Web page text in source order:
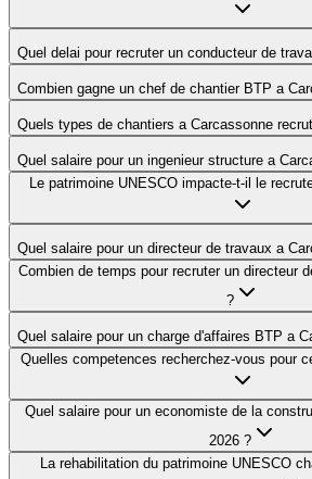
Quel delai pour recruter un conducteur de
Combien gagne un chef de chantier BTP a
Quels types de chantiers a Carcassonne
Quel salaire pour un ingenieur structure a
Le patrimoine UNESCO impacte-t-il le
Quel salaire pour un directeur de travaux a
Combien de temps pour recruter un directeur
?
Quel salaire pour un charge d'affaires BTP a
Quelles competences recherchez-vous pour
Quel salaire pour un economiste de la
2026 ?
La rehabilitation du patrimoine UNESCO